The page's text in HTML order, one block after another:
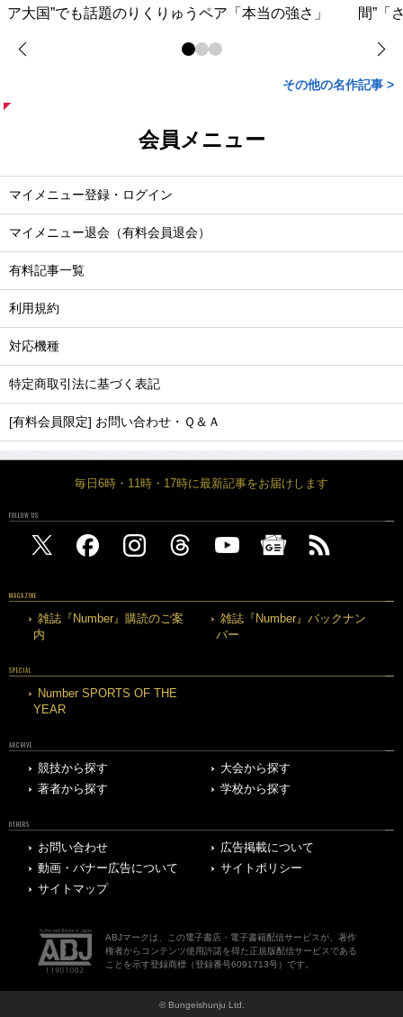
ア大国”でも話題のりくりゅうペア「本当の強さ」
間”「
その他の名作記事 >
会員メニュー
マイメニュー登録・ログイン
マイメニュー退会（有料会員退会）
有料記事一覧
利用規約
対応機種
特定商取引法に基づく表記
[有料会員限定] お問い合わせ・Ｑ＆Ａ
毎日6時・11時・17時に最新記事をお届けします
FOLLOW US
MAGAZINE
雑誌『Number』購読のご案
内
雑誌『Number』バックナン
バー
SPECIAL
Number SPORTS OF THE
YEAR
ARCHIVE
競技から探す
大会から探す
著者から探す
学校から探す
OTHERS
お問い合わせ
広告掲載について
動画・バナー広告について
サイトポリシー
サイトマップ
ABJマークは、この電子書店・電子書籍配信サービスが、著作
権者からコンテンツ使用許諾を得た正規版配信サービスである
ことを示す登録商標（登録番号6091713号）です。
© Bungeishunju Ltd.